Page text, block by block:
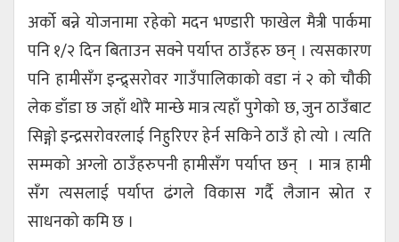
अर्को बन्ने योजनामा रहेको मदन भण्डारी फाखेल मैत्री पार्कमा
पनि १/२ दिन बिताउन सक्ने पर्याप्त ठाउँहरु छन् । त्यसकारण
पनि हामीसँग इन्द्र्सरोवर गाउँपालिकाको वडा नं २ को चौकी
लेक डाँडा छ जहाँ थोरै मान्छे मात्र त्यहाँ पुगेको छ, जुन ठाउँबाट
सिङ्गो इन्द्रसरोवरलाई निहुरिएर हेर्न सकिने ठाउँ हो त्यो । त्यति
सम्मको अग्लो ठाउँहरुपनी हामीसँग पर्याप्त छन् । मात्र हामी
सँग त्यसलाई पर्याप्त ढंगले विकास गर्दै लैजान स्रोत र
साधनको कमि छ ।